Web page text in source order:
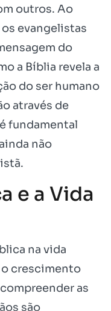
outros. Ao
evangelistas
do
a Bíblia revela a
do ser humano
através de
fundamental
não
e a Vida
na vida
crescimento
as
são